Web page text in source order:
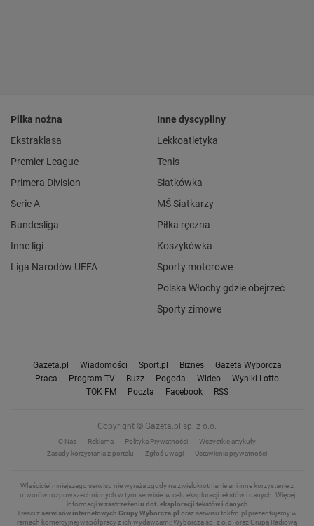
Piłka nożna
Ekstraklasa
Premier League
Primera Division
Serie A
Bundesliga
Inne ligi
Liga Narodów UEFA
Inne dyscypliny
Lekkoatletyka
Tenis
Siatkówka
MŚ Siatkarzy
Piłka ręczna
Koszykówka
Sporty motorowe
Polska Włochy gdzie obejrzeć
Sporty zimowe
Gazeta.pl Wiadomości Sport.pl Biznes
Gazeta Wyborcza
Praca
Program TV Buzz Pogoda Wideo
Wyniki Lotto
TOK FM
Poczta Facebook RSS
Copyright © Gazeta.pl sp. z o.o.
O Nas Reklama Polityka Prywatności
Wszystkie artykuły
Zasady korzystania z portalu
Zgłoś uwagi Ustawienia prywatności
Właściciel niniejszego serwisu nie wyraża zgody na zwielokrotnianie ani inne korzystanie z
utworów rozpowszechnionych w tym serwisie, w celu eksploracji tekstów i danych. Więcej
informacjiw zastrzeżeniu dot. eksploracji tekstów i danych
Treści zserwisów internetowych Grupy Wyborcza.pl oraz serwisu tokfm.pl prezentujemy w
ramach komercyjnej współpracy z ich wydawcami: Wyborcza sp. z o.o. oraz Grupą Radiową